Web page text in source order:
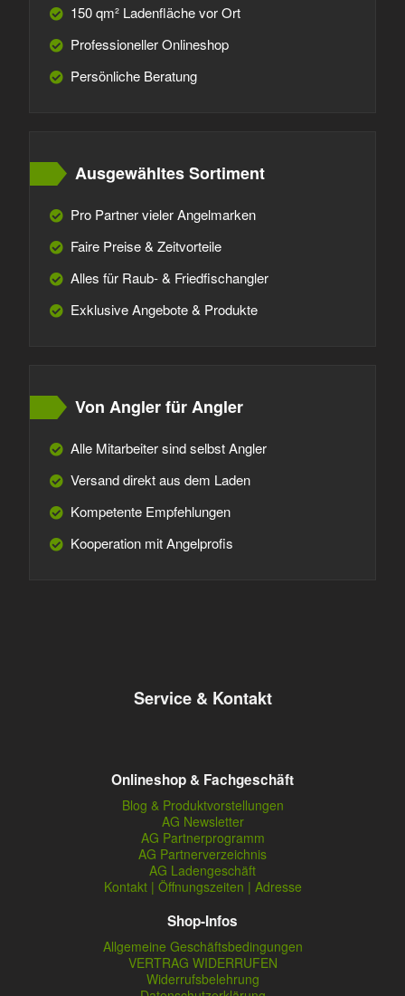
150 qm² Ladenfläche vor Ort
Professioneller Onlineshop
Persönliche Beratung
Ausgewähltes Sortiment
Pro Partner vieler Angelmarken
Faire Preise & Zeitvorteile
Alles für Raub- & Friedfischangler
Exklusive Angebote & Produkte
Von Angler für Angler
Alle Mitarbeiter sind selbst Angler
Versand direkt aus dem Laden
Kompetente Empfehlungen
Kooperation mit Angelprofis
Service & Kontakt
Onlineshop & Fachgeschäft
Blog & Produktvorstellungen
AG Newsletter
AG Partnerprogramm
AG Partnerverzeichnis
AG Ladengeschäft
Kontakt | Öffnungszeiten | Adresse
Shop-Infos
Allgemeine Geschäftsbedingungen
VERTRAG WIDERRUFEN
Widerrufsbelehrung